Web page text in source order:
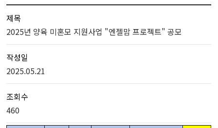
제목
2025년 양육 미혼모 지원사업 "엔젤맘 프로젝트" 공모
작성일
2025.05.21
조회수
460